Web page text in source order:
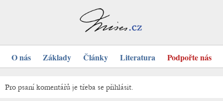
O nás Základy Články Literatura Podpořte nás
Pro psaní komentářů je třeba se přihlásit.